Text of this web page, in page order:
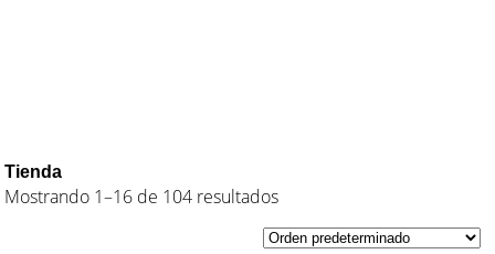
Tienda
Mostrando 1–16 de 104 resultados